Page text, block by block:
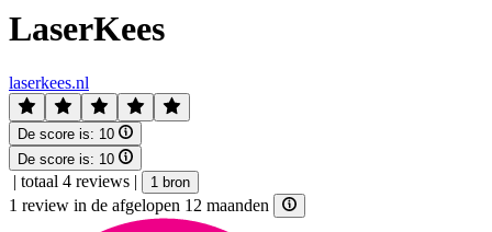
LaserKees
laserkees.nl
De score is: 10
De score is: 10
| totaal 4 reviews | 1 bron
1 review in de afgelopen 12 maanden